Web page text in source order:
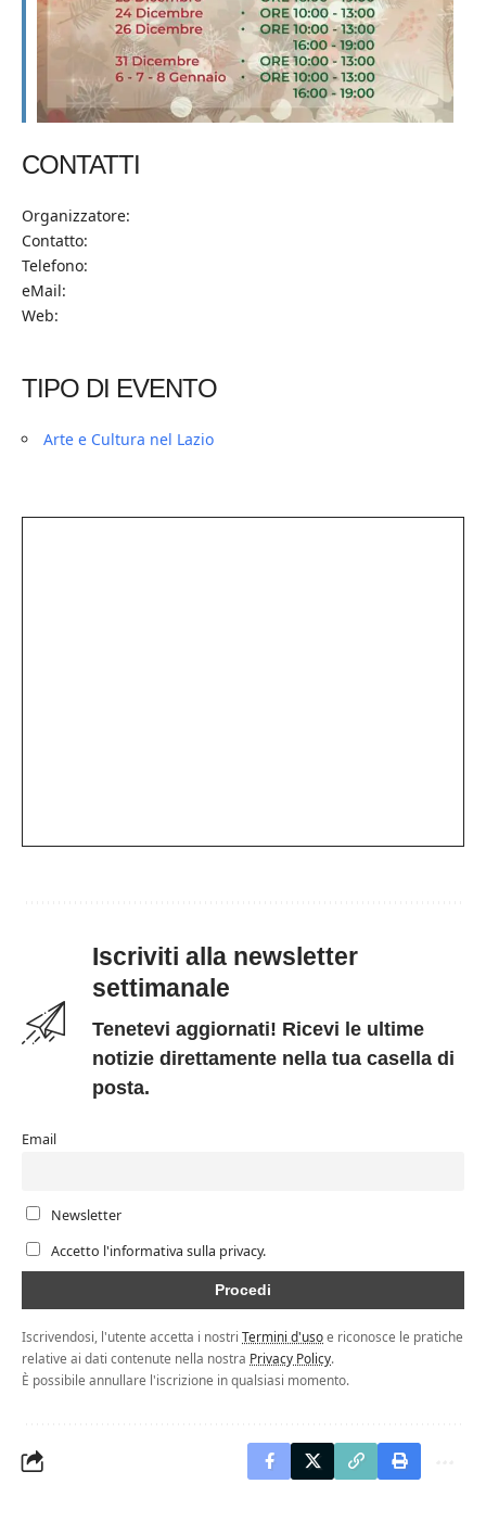
CONTATTI
Organizzatore:
Contatto:
Telefono:
eMail:
Web:
TIPO DI EVENTO
Arte e Cultura nel Lazio
Iscriviti alla newsletter
settimanale
Tenetevi aggiornati! Ricevi le ultime
notizie direttamente nella tua casella di
posta.
Email
Newsletter
Accetto l'informativa sulla privacy.
Iscrivendosi, l'utente accetta i nostri Termini d'usoe riconosce le pratiche
relative ai dati contenute nella nostra Privacy Policy.
È possibile annullare l'iscrizione in qualsiasi momento.